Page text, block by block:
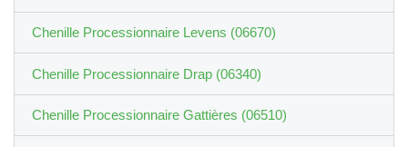
Chenille Processionnaire Levens (06670)
Chenille Processionnaire Drap (06340)
Chenille Processionnaire Gattières (06510)